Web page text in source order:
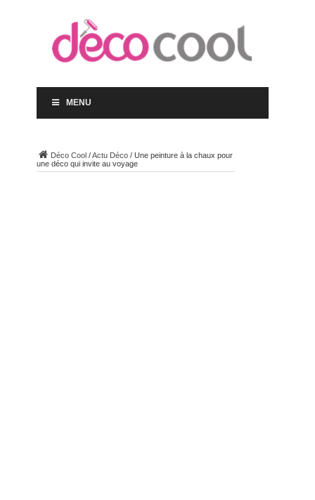
MENU
Déco Cool/Actu Déco/ Une peinture à la chaux pour
une déco qui invite au voyage